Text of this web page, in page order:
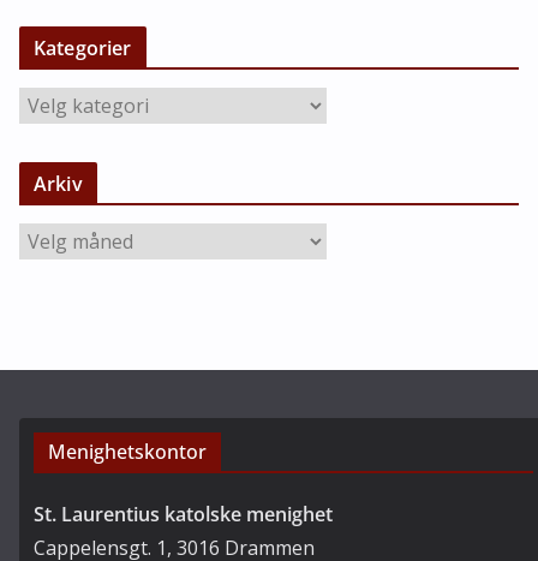
Kategorier
K
t
g
r
Arkiv
A
Menighetskontor
St. Laurentius katolske menighet
Cappelensgt. 1, 3016 Drammen